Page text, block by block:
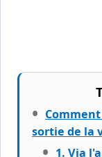
sortie de la
1. Via